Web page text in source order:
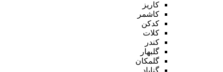
کاریز
کاشمر
کدکن
کلات
کندر
گلبهار
گلمکان
گناباد